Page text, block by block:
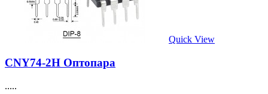
Quick View
CNY74-2H Оптопара
.....